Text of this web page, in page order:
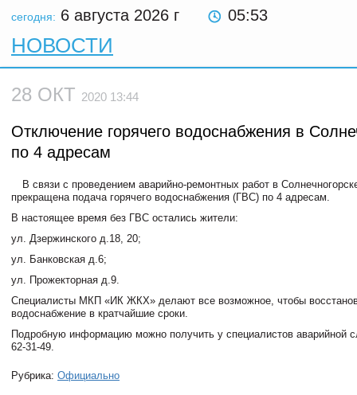
сегодня: 6 августа 2026 г 05:53
НОВОСТИ
28 ОКТ 2020 13:44
Отключение горячего водоснабжения в
по 4 адресам
В связи с проведением аварийно-ремонтных работ в
прекращена подача горячего водоснабжения (ГВС) по 4 адресам.
В настоящее время без ГВС остались жители:
ул. Дзержинского д.18, 20;
ул. Банковская д.6;
ул. Прожекторная д.9.
Специалисты МКП «ИК ЖКХ» делают все возможное, чтобы
водоснабжение в кратчайшие сроки.
Подробную информацию можно получить у специалистов аварийной
62-31-49.
Рубрика: Официально